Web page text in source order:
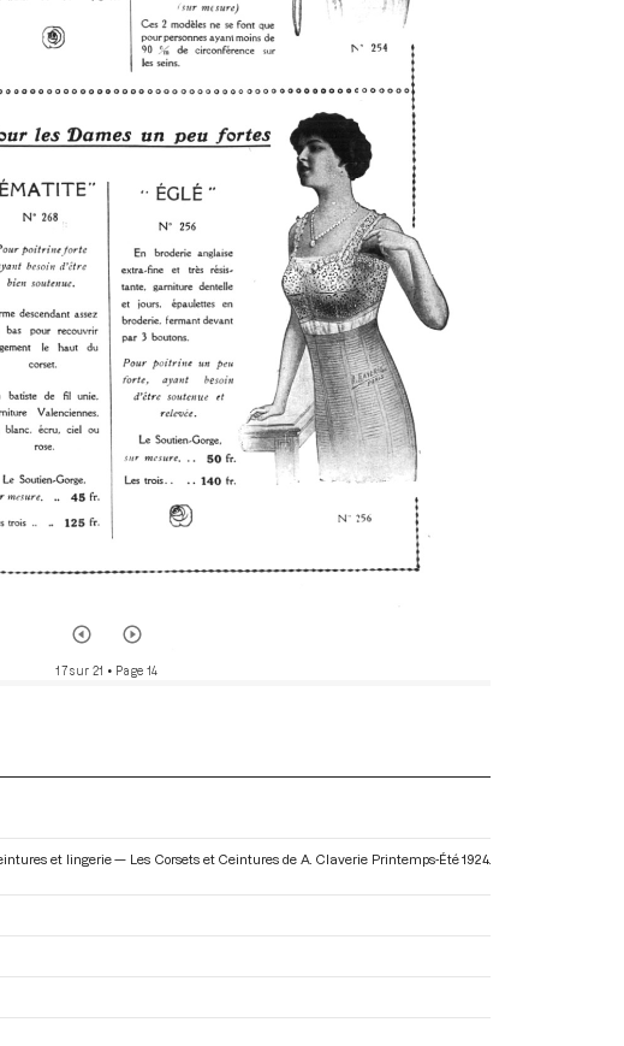
17 sur 21 • Page 14
et lingerie — Les Corsets et Ceintures de A. Claverie Printemps-Été 1924